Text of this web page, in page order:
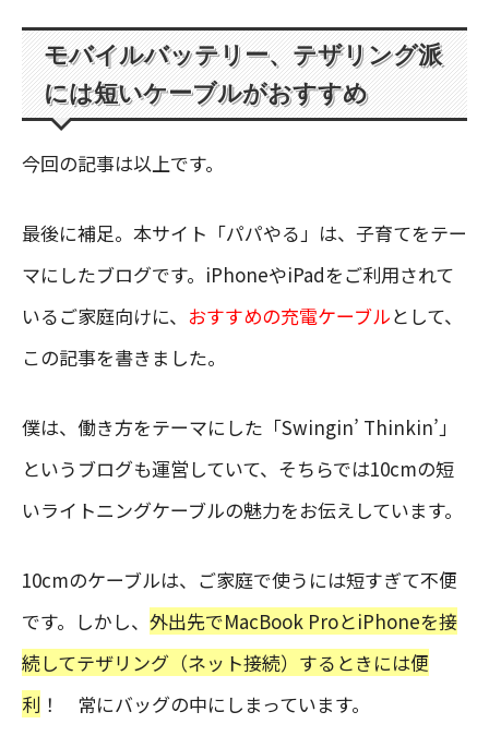
モバイルバッテリー、テザリング派
には短いケーブルがおすすめ
今回の記事は以上です。
最後に補足。本サイト「パパやる」は、子育てをテー
マにしたブログです。iPhoneやiPadをご利用されて
いるご家庭向けに、 おすすめの充電ケーブルとして、
この記事を書きました。
僕は、働き方をテーマにした「Swingin’ Thinkin’」
というブログも運営していて、そちらでは10cmの短
いライトニングケーブルの魅力をお伝えしています。
10cmのケーブルは、ご家庭で使うには短すぎて不便
です。しかし、 外出先でMacBook ProとiPhoneを接
続してテザリング（ネット接続）するときには便
利 ！ 常にバッグの中にしまっています。